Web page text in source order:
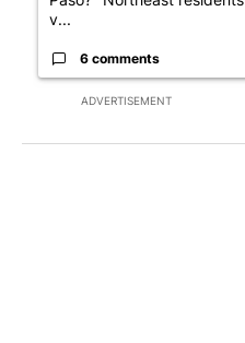
ADVERTISEMENT
v...
6 comments